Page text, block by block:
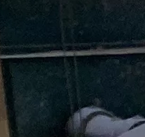
Máquina para fazer madeira
compensada Máquina de mesa
elevatória